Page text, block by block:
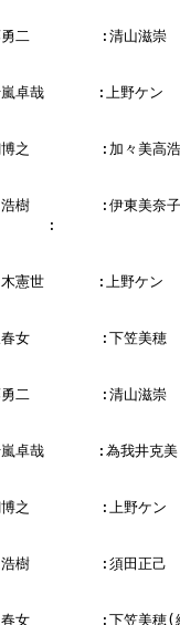
勇二        :清山滋崇
卓哉      :上野ケン
之        :加々美高浩
樹        :伊東美奈子
:
憲世      :上野ケン
春女        :下笠美穂
勇二        :清山滋崇
卓哉      :為我井克美
博之        :上野ケン
浩樹        :須田正己
女        :下笠美穂(総